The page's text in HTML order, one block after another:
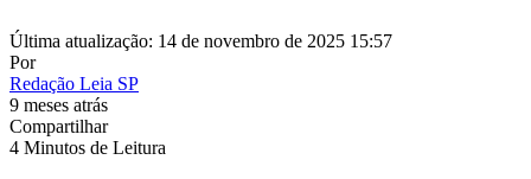
Última atualização: 14 de novembro de 2025 15:57
Por
Redação Leia SP
9 meses atrás
Compartilhar
4 Minutos de Leitura